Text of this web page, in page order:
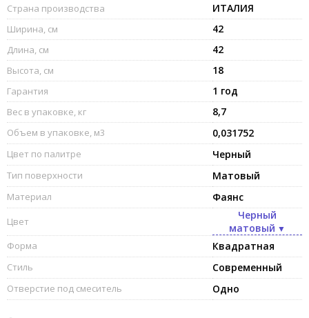
Страна производства ИТАЛИЯ
Ширина, см 42
Длина, см 42
Высота, см 18
Гарантия 1 год
Вес в упаковке, кг 8,7
Объем в упаковке, м3 0,031752
Цвет по палитре Черный
Тип поверхности Матовый
Материал Фаянс
Цвет
Черный
матовый
Форма Квадратная
Стиль Современный
Отверстие под смеситель Одно